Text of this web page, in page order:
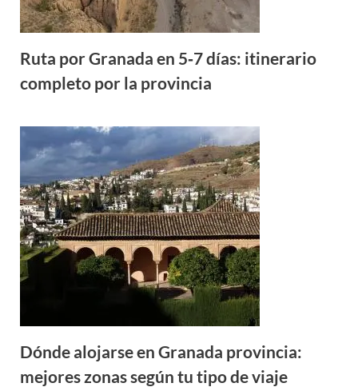
Ruta por Granada en 5‑7 días: itinerario
completo por la provincia
Dónde alojarse en Granada provincia:
mejores zonas según tu tipo de viaje